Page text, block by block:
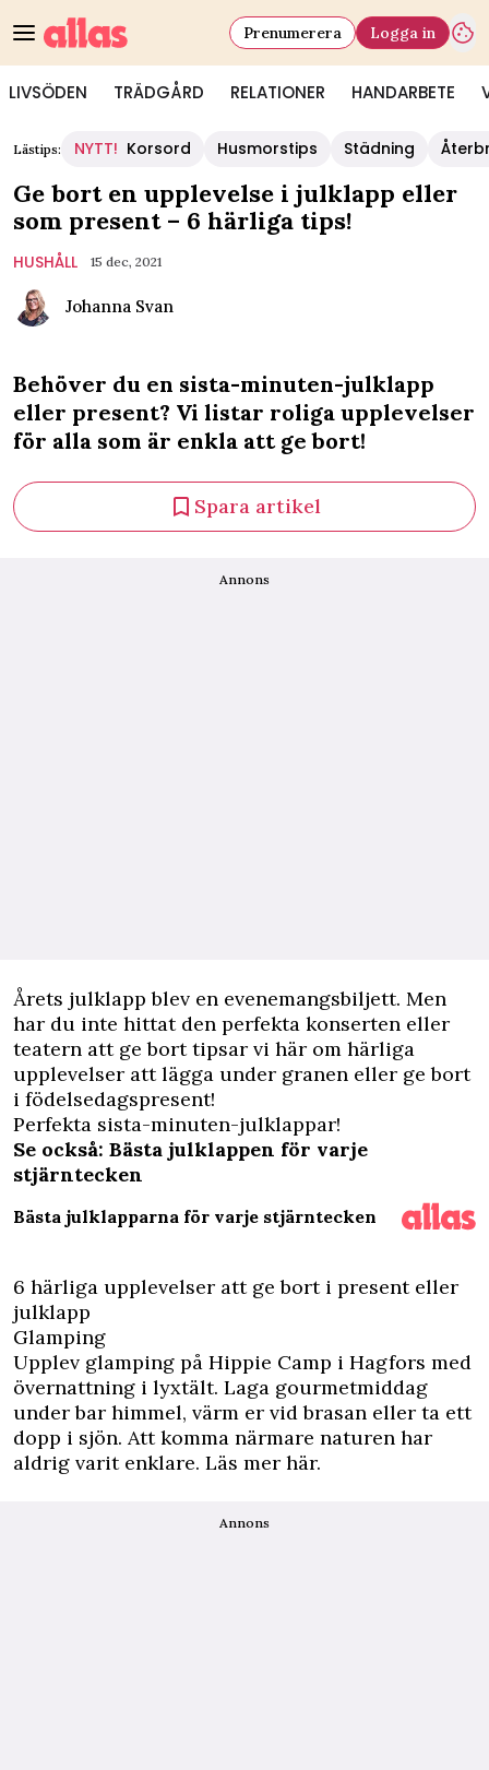
LIVSÖDEN TRÄDGÅRD RELATIONER HANDARBETE
Prenumerera Logga in
Lästips: NYTT! Korsord Husmorstips Städning
Ge bort en upplevelse i julklapp eller
som present – 6 härliga tips!
HUSHÅLL 15 dec, 2021
Johanna Svan
Behöver du en sista-minuten-julklapp
eller present? Vi listar roliga upplevelser
för alla som är enkla att ge bort!
Spara artikel
Annons
Årets julklapp blev en evenemangsbiljett. Men
har du inte hittat den perfekta konserten eller
teatern att ge bort tipsar vi här om härliga
upplevelser att lägga under granen eller ge bort
i födelsedagspresent!
Perfekta sista-minuten-julklappar!
Se också: Bästa julklappen för varje
stjärntecken
Bästa julklapparna för varje stjärntecken
6 härliga upplevelser att ge bort i present eller
julklapp
Glamping
Upplev glamping på Hippie Camp i Hagfors med
övernattning i lyxtält. Laga gourmetmiddag
under bar himmel, värm er vid brasan eller ta ett
dopp i sjön. Att komma närmare naturen har
aldrig varit enklare. Läs mer här.
Annons